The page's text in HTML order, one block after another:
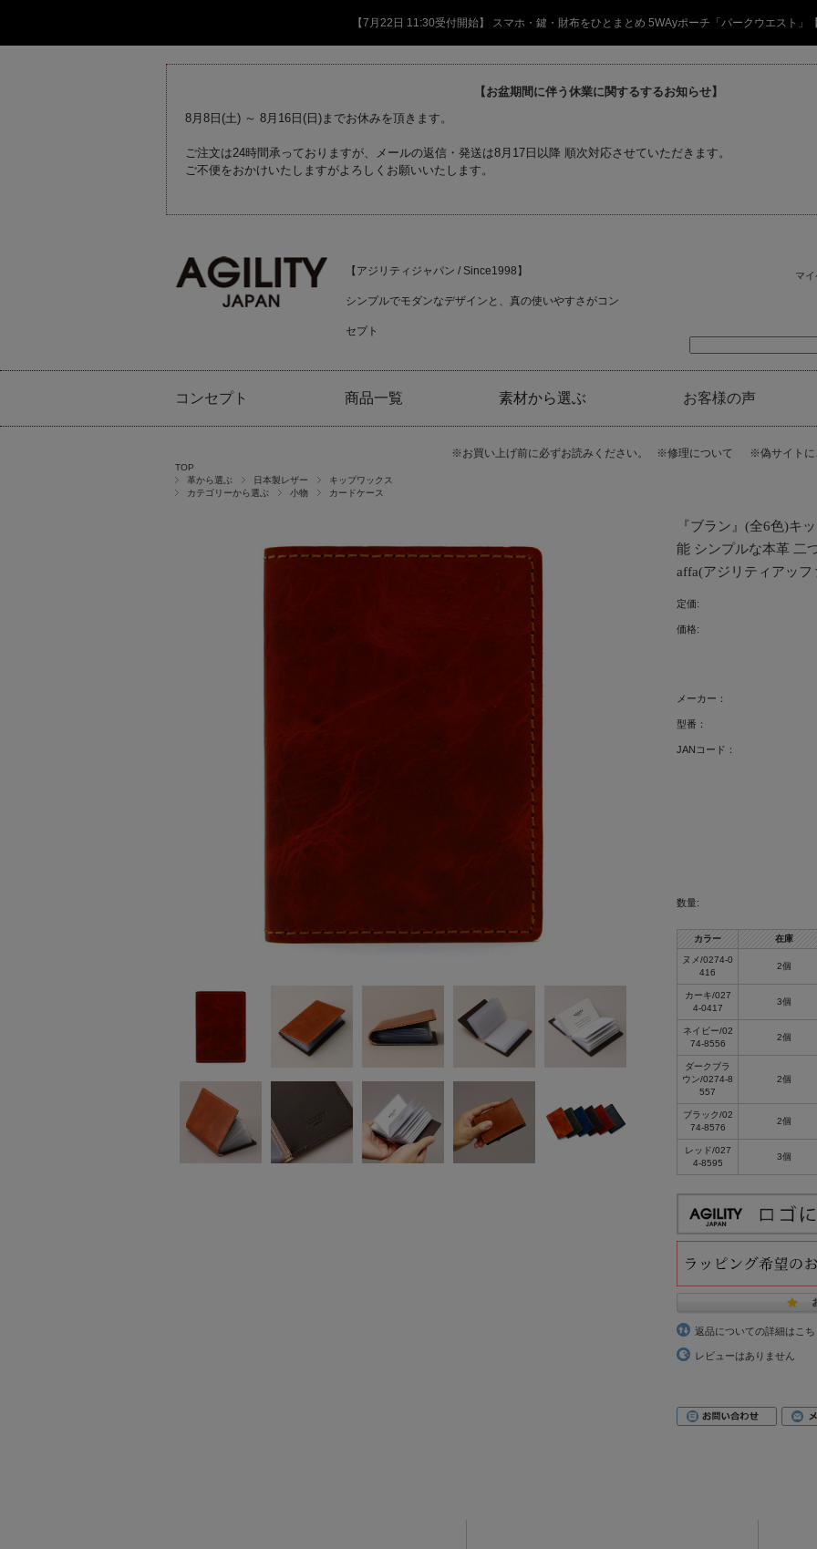
【7月22日 11:30受付開始】 スマホ・鍵・財布をひとまとめ 5WAyポーチ「パークウエスト」
【お盆期間に伴う休業に関するするお知らせ】
8月8日(土) ～ 8月16日(日)までお休みを頂きます。
ご注文は24時間承っておりますが、メールの返信・発送は8月17日以降 順次対応させていただきます。
ご不便をおかけいたしますがよろしくお願いいたします。
【アジリティジャパン / Since1998】
シンプルでモダンなデザインと、真の使いやすさがコン
セプト
マ
コンセプト 商品一覧 素材から選ぶ お客様の声
※お買い上げ前に必ずお読みください。 ※修理について ※偽サイト
TOP
革から選ぶ
日本製レザー
キップワックス
カテゴリーから選ぶ
小物 カードケース
『ブラン』(全6色)キ
能 シンプルな本革 二
affa(アジリティアッ
定価:
価格:
メーカー：
型番：
JANコード：
数量:
カラー 在庫
ヌメ/0274-0
416
2個
カーキ/027
4-0417
3個
ネイビー/02
74-8556
2個
ダークブラ
ウン/0274-8
557
2個
ブラック/02
74-8576
2個
レッド/027
4-8595
3個
返品についての詳細はこち
レビューはありません